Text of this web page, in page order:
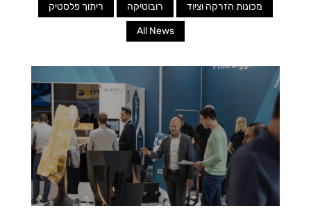
מכונות הזרקה וציוד רובוטיקה ריתוך פלסטיק
All News